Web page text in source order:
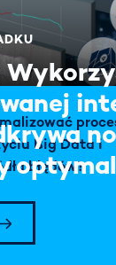
Big Data i
błędów?